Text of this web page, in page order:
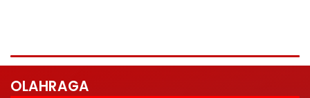
OLAHRAGA